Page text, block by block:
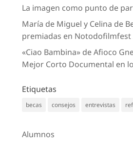
La imagen como punto de
María de Miguel y Celina de
premiadas en Notodofilmfest
«Ciao Bambina» de Afioco
Mejor Corto Documental en
Etiquetas
becas consejos entrevistas
Alumnos